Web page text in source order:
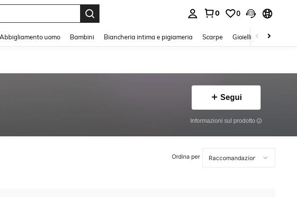
0 0
Abbigliamento uomo Bambini Biancheria intima e pigiameria Scarpe Gioielli E Accessori
Segui
Informazioni sul prodotto
Ordina per